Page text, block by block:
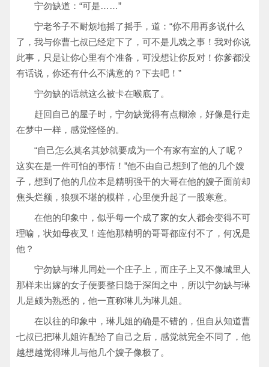
宁勿缺道：“可是……”
宁老爷子不耐烦地摇了摇手，道：“你不用再多说什么
了，我与你曹七叔已经定下了，可不是儿戏之事！我对你说
此事，只是让你心里有个准备，可没想让你反对！你爹都没
有话说，你还有什么不满意的？下去吧！”
宁勿缺的话就这么被卡在喉底了。
赶回自己的屋子时，宁勿缺觉得有点糊涂，好像是行走
在梦中一样，感觉怪怪的。
“自己怎么莫名其妙就要成为一个有家有室的人了呢？
这实在是一件可怕的事情！”他不由自己想到了他的几个嫂
子，想到了他的几位本是精明强干的大哥在他的嫂子面前却
焦头烂额，狼狈不堪的模样，心里便升起了一股寒意。
在他的印象中，似乎每一个成了家的女人都会变得不可
理喻，状如母夜叉！连他那精明的哥哥都应付不了，何况是
他？
宁勿缺与琳儿同处一个庄子上，而庄子上又不像城里人
那样未出嫁的女子便要整日隐于深闺之中，所以宁勿缺与琳
儿是颇为熟悉的，他一直称琳儿为琳儿姐。
在以往的印象中，琳儿姐的确是不错的，但自从知道曹
七叔已把琳儿姐许配给了自己之后，感觉就完全不同了，他
越想越觉得琳儿与他几个嫂子像极了。